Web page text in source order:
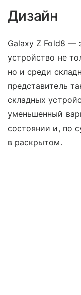
Дизайн
Galaxy Z Fold8 —
устройство не
но и среди
представитель
складных
уменьшенный
состоянии и, по
в раскрытом.